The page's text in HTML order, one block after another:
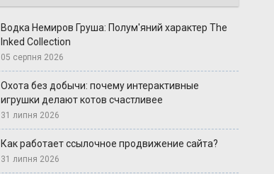
Водка Немиров Груша: Полум'яний характер The
Inked Collection
05 серпня 2026
Охота без добычи: почему интерактивные
игрушки делают котов счастливее
31 липня 2026
Как работает ссылочное продвижение сайта?
31 липня 2026